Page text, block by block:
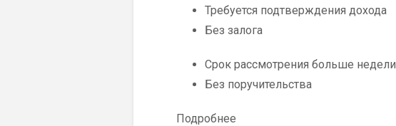
Требуется подтверждения дохода
Без залога
Срок рассмотрения больше недели
Без поручительства
Подробнее